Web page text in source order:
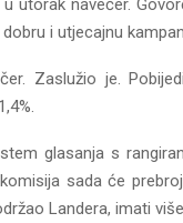
utorak navečer.
i utjecajnu
Zaslužio je.
glasanja s
sada će
Landera, imati